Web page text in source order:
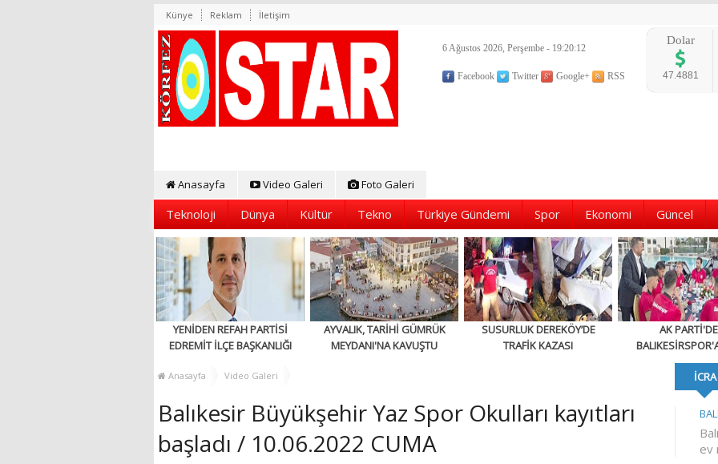
Künye Reklam İletişim
6 Ağustos 2026, Perşembe - 19:20:14
Facebook Twitter Google+ RSS
Dolar
47.4881
Anasayfa Video Galeri Foto Galeri
Teknoloji Dünya Kültür Tekno Türkiye Gündemi Spor Ekonomi Güncel
YENİDEN REFAH PARTİSİ
EDREMİT İLÇE BAŞKANLIĞI
AÇILIYOR!
AYVALIK, TARİHİ GÜMRÜK
MEYDANI'NA KAVUŞTU
SUSURLUK DEREKÖY’DE
TRAFİK KAZASI
AK
FORMA
Anasayfa Video Galeri
Balıkesir Büyükşehir Yaz Spor Okulları kayıtları
başladı / 10.06.2022 CUMA